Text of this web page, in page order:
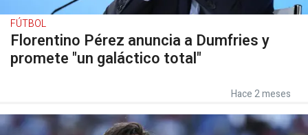
FÚTBOL
Florentino Pérez anuncia a Dumfries y
promete "un galáctico total"
Hace 2 meses